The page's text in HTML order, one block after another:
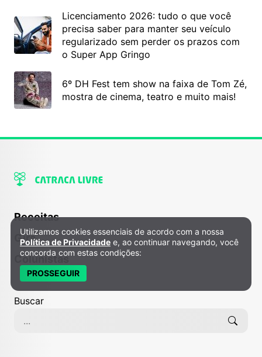
Licenciamento 2026: tudo o que você
precisa saber para manter seu veículo
regularizado sem perder os prazos com
o Super App Gringo
6º DH Fest tem show na faixa de Tom Zé,
mostra de cinema, teatro e muito mais!
Receitas
Gira
Colunistas
Buscar
Política de Privacidade e Cookies
Utilizamos cookies essenciais de acordo com a nossa
Política de Privacidade e, ao continuar navegando, você
concorda com estas condições:
PROSSEGUIR